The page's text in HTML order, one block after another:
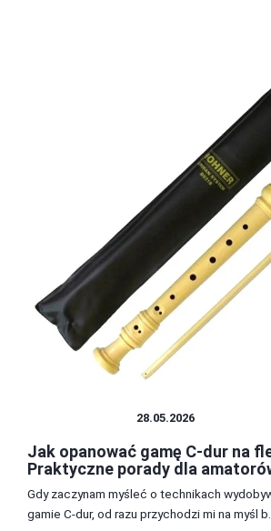
28.05.2026
Jak opanować gamę C-dur na
Praktyczne porady dla
Gdy zaczynam myśleć o technikach
gamie C-dur, od razu przychodzi mi na myśl b...